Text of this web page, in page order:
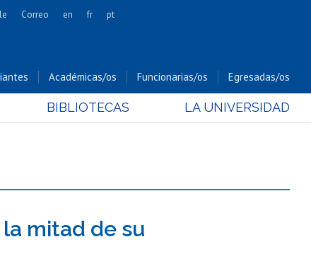
Cs. Forestales y Conservación
Cs. Sociales
Estudios Internacionales
Correo en fr pt
Académicas/os Funcionarias/os Egresadas/os
BIBLIOTECAS LA UNIVERSIDAD
mitad de su